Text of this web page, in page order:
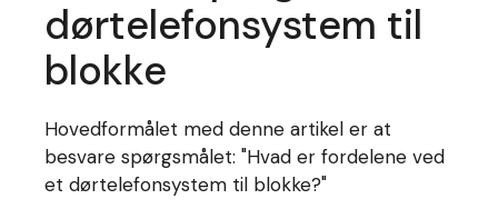
dørtelefonsystem til
blokke
Hovedformålet med denne artikel er at
besvare spørgsmålet: "Hvad er fordelene ved
et dørtelefonsystem til blokke?"